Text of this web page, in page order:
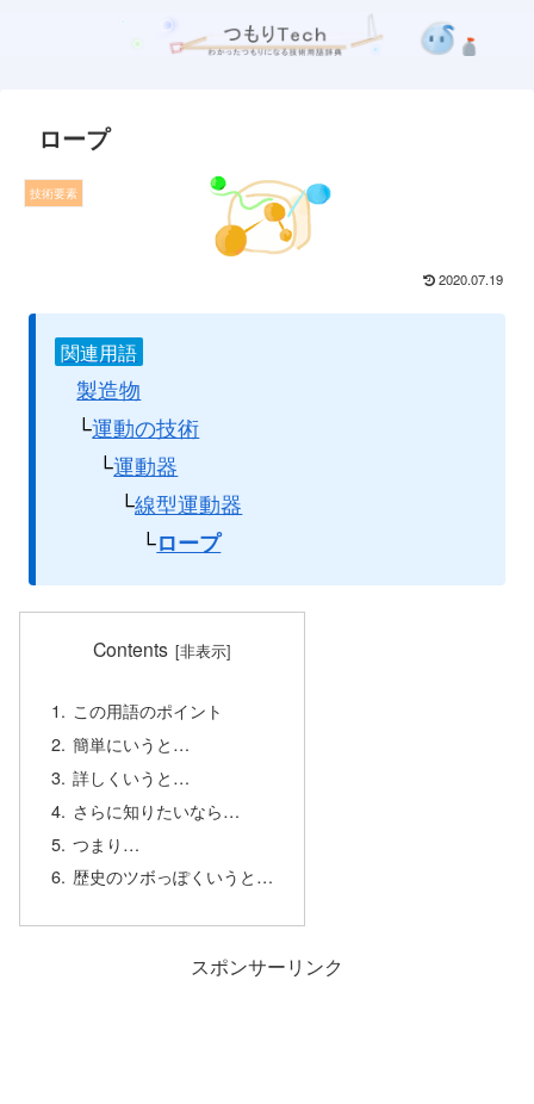
ロープ
技術要素
2020.07.19
関連用語
製造物
└運動の技術
└運動器
└線型運動器
└ロープ
Contents
この用語のポイント
簡単にいうと…
詳しくいうと…
さらに知りたいなら…
つまり…
歴史のツボっぽくいうと…
スポンサーリンク